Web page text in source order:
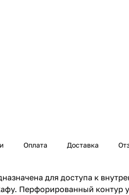
Оплата Доставка
для доступа к
Перфорированный